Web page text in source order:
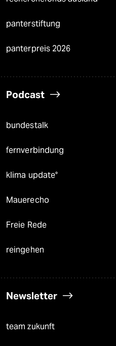
panterstiftung
panterpreis 2026
Podcast
bundestalk
fernverbindung
klima update°
Mauerecho
Freie Rede
reingehen
Newsletter
team zukunft